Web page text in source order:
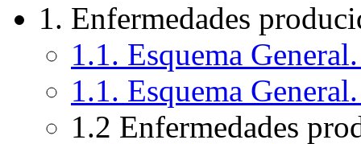
1. Enfermedades
1.1. Esquema
1.1. Esquema
1.2 Enfermedades